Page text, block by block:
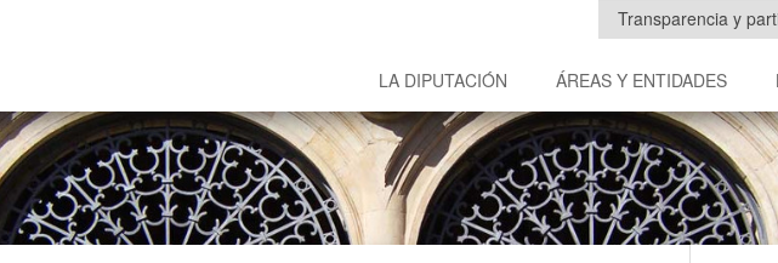
Transparencia y
LA DIPUTACIÓN ÁREAS Y ENTIDADES